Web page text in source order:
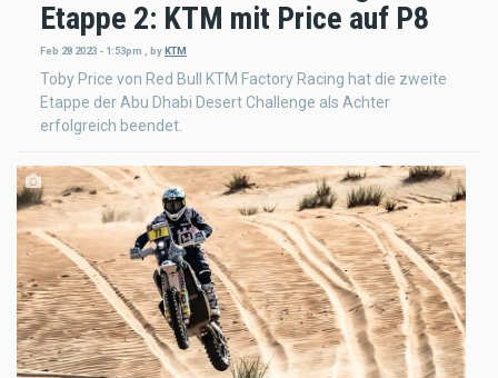
Etappe 2: KTM mit Price auf P8
Feb 28 2023 - 1:53pm byKTM
Toby Price von Red Bull KTM Factory Racing hat die zweite
Etappe der Abu Dhabi Desert Challenge als Achter
erfolgreich beendet.